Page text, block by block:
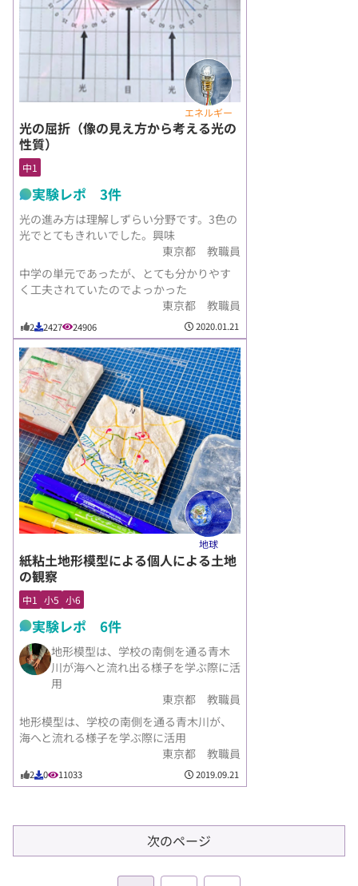
エネルギー
光の屈折（像の見え方から考える光の
性質）
中1
実験レポ 3件
光の進み方は理解しずらい分野です。3色の
光でとてもきれいでした。興味
東京都 教職員
中学の単元であったが、とても分かりやす
く工夫されていたのでよっかった
東京都 教職員
2 2427 24906 2020.01.21
地球
紙粘土地形模型による個人による土地
の観察
中1 小5 小6
実験レポ 6件
地形模型は、学校の南側を通る青木
川が海へと流れ出る様子を学ぶ際に活
用
東京都 教職員
地形模型は、学校の南側を通る青木川が、
海へと流れる様子を学ぶ際に活用
東京都 教職員
2 0 11033 2019.09.21
次のページ